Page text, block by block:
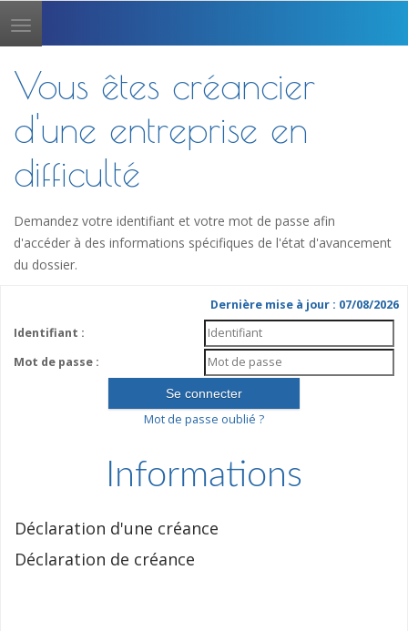
Toggle
navigation
Vous êtes créancier
d'une entreprise en
difficulté
Demandez votre identifiant et votre mot de passe afin
d'accéder à des informations spécifiques de l'état d'avancement
du dossier.
Dernière mise à jour : 07/08/2026
Identifiant :
Mot de passe :
Mot de passe oublié ?
Informations
Déclaration d'une créance
Déclaration de créance